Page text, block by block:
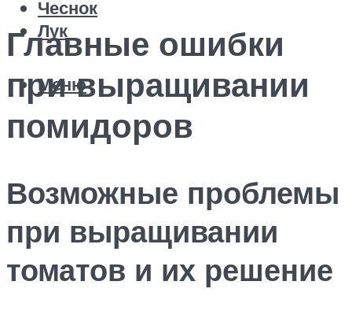
Чеснок
Лук
Меню
Главные ошибки
при выращивании
помидоров
Возможные проблемы
при выращивании
томатов и их решение